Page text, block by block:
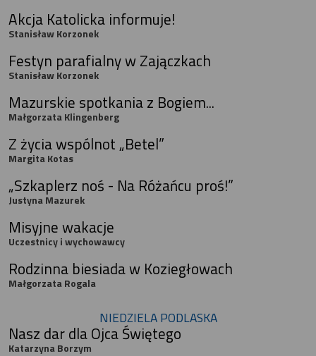
Akcja Katolicka informuje!
Stanisław Korzonek
Festyn parafialny w Zajączkach
Stanisław Korzonek
Mazurskie spotkania z Bogiem...
Małgorzata Klingenberg
Z życia wspólnot „Betel”
Margita Kotas
„Szkaplerz noś - Na Różańcu proś!”
Justyna Mazurek
Misyjne wakacje
Uczestnicy i wychowawcy
Rodzinna biesiada w Koziegłowach
Małgorzata Rogala
NIEDZIELA PODLASKA
Nasz dar dla Ojca Świętego
Katarzyna Borzym